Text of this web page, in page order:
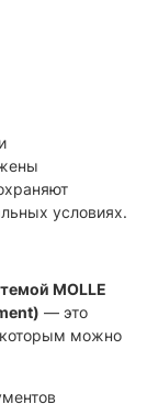
условиях.
MOLLE
— это
можно